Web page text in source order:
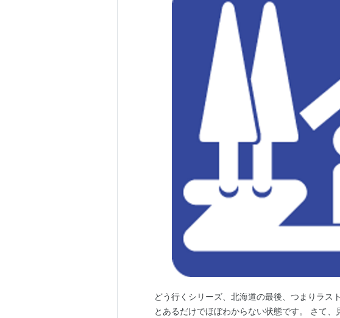
どう行くシリーズ、北海道の最後、つまりラス
とあるだけでほぼわからない状態です。 さて